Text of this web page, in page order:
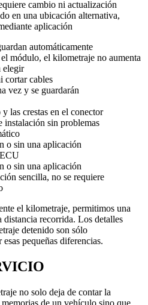
cambio ni actualización
en una ubicación alternativa,
aplicación
automáticamente
módulo, el kilometraje no aumenta
elegir
cortar cables
vez y se guardarán
las crestas en el conector
instalación sin problemas
o sin una aplicación
o sin una aplicación
sencilla, no se requiere
el kilometraje, permitimos una
distancia recorrida. Los detalles
detenido son sólo
pequeñas diferencias.
no solo deja de contar la